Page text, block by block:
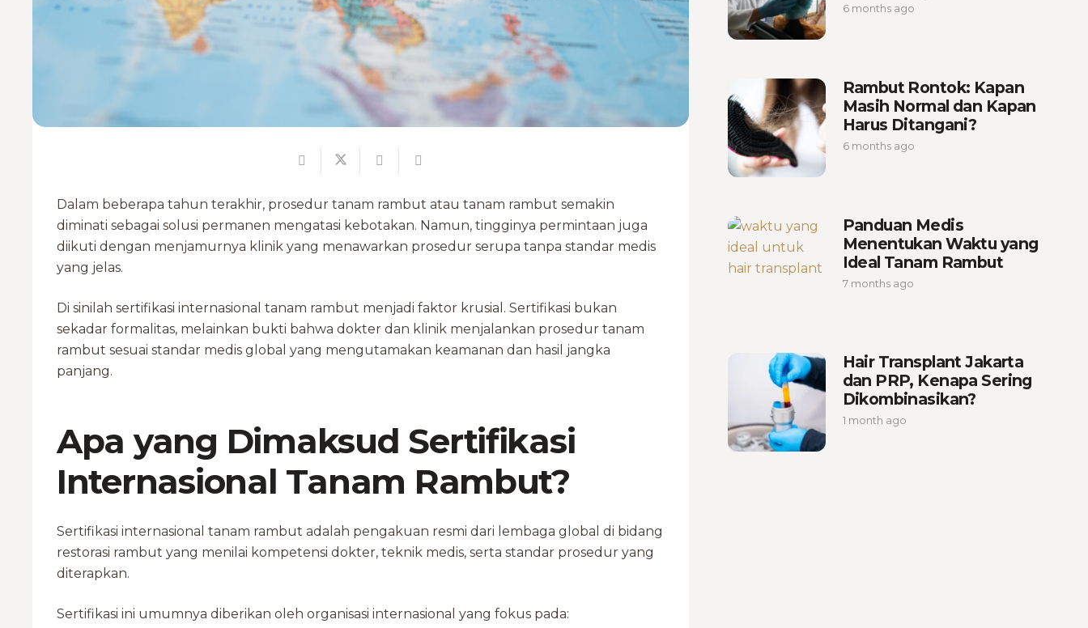
Dalam beberapa tahun terakhir, prosedur tanam rambut atau tanam rambut semakin
diminati sebagai solusi permanen mengatasi kebotakan. Namun, tingginya permintaan juga
diikuti dengan menjamurnya klinik yang menawarkan prosedur serupa tanpa standar medis
yang jelas.
Di sinilah sertifikasi internasional tanam rambut menjadi faktor krusial. Sertifikasi bukan
sekadar formalitas, melainkan bukti bahwa dokter dan klinik menjalankan prosedur tanam
rambut sesuai standar medis global yang mengutamakan keamanan dan hasil jangka
panjang.
Apa yang Dimaksud Sertifikasi
Internasional Tanam Rambut?
Sertifikasi internasional tanam rambut adalah pengakuan resmi dari lembaga global di bidang
restorasi rambut yang menilai kompetensi dokter, teknik medis, serta standar prosedur yang
diterapkan.
Sertifikasi ini umumnya diberikan oleh organisasi internasional yang fokus pada:
6 months ago
Rambut Rontok: Kapan
Masih Normal dan Kapan
Harus Ditangani?
6 months ago
Panduan Medis
Menentukan Waktu yang
Ideal Tanam Rambut
7 months ago
Hair Transplant Jakarta
dan PRP, Kenapa Sering
Dikombinasikan?
1 month ago